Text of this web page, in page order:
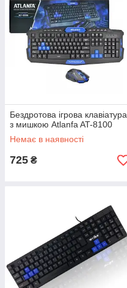
Бездротова ігрова клавіатура
з мишкою Atlanfa AT-8100
Немає в наявності
725 ₴